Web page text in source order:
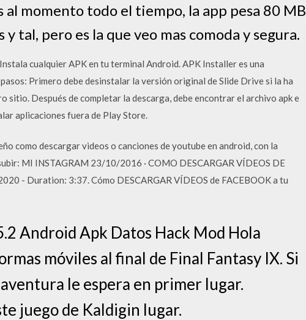
al momento todo el tiempo, la app pesa 80 MB
tal, pero es la que veo mas comoda y segura.
cualquier APK en tu terminal Android. APK Installer es una
Primero debe desinstalar la versión original de Slide Drive si la ha
sitio. Después de completar la descarga, debe encontrar el archivo apk e
aplicaciones fuera de Play Store.
como descargar videos o canciones de youtube en android, con la
MI INSTAGRAM 23/10/2016 · COMO DESCARGAR VÍDEOS DE
- Duration: 3:37. Cómo DESCARGAR VÍDEOS de FACEBOOK a tu
Android Apk Datos Hack Mod Hola
móviles al final de Final Fantasy IX. Si
le espera en primer lugar.
juego de Kaldigin lugar.